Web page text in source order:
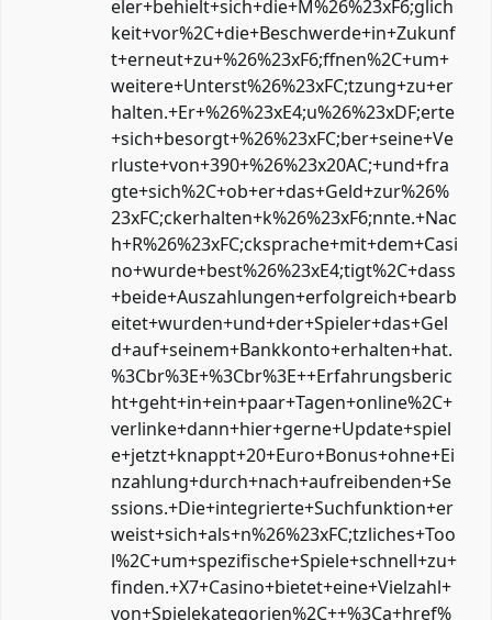
eler+behielt+sich+die+M%26%23xF6;glich
keit+vor%2C+die+Beschwerde+in+Zukunf
t+erneut+zu+%26%23xF6;ffnen%2C+um+
weitere+Unterst%26%23xFC;tzung+zu+er
halten.+Er+%26%23xE4;u%26%23xDF;erte
+sich+besorgt+%26%23xFC;ber+seine+Ve
rluste+von+390+%26%23x20AC;+und+fra
gte+sich%2C+ob+er+das+Geld+zur%26%
23xFC;ckerhalten+k%26%23xF6;nnte.+Nac
h+R%26%23xFC;cksprache+mit+dem+Casi
no+wurde+best%26%23xE4;tigt%2C+dass
+beide+Auszahlungen+erfolgreich+bearb
eitet+wurden+und+der+Spieler+das+Gel
d+auf+seinem+Bankkonto+erhalten+hat.
%3Cbr%3E+%3Cbr%3E++Erfahrungsberic
ht+geht+in+ein+paar+Tagen+online%2C+
verlinke+dann+hier+gerne+Update+spiel
e+jetzt+knappt+20+Euro+Bonus+ohne+Ei
nzahlung+durch+nach+aufreibenden+Se
ssions.+Die+integrierte+Suchfunktion+er
weist+sich+als+n%26%23xFC;tzliches+Too
l%2C+um+spezifische+Spiele+schnell+zu+
finden.+X7+Casino+bietet+eine+Vielzahl+
von+Spielekategorien%2C++%3Ca+href%